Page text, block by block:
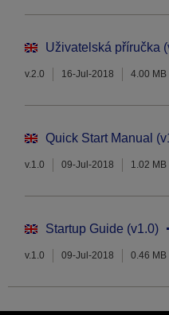
Uživatelská příručka
v.2.0 16-Jul-2018 4.00 MB
Quick Start Manual
v.1.0 09-Jul-2018 1.02 MB
Startup Guide (v1.0)
v.1.0 09-Jul-2018 0.46 MB